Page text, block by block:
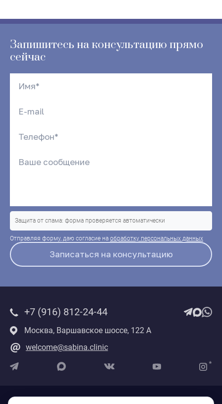
Запишитесь на консультацию прямо
сейчас
Защита от спама: форма проверяется автоматически
Отправляя форму, даю согласие на обработку персональных данных
+7 (916) 812-24-44
Москва, Варшавское шоссе, 122 А
welcome@sabina.clinic